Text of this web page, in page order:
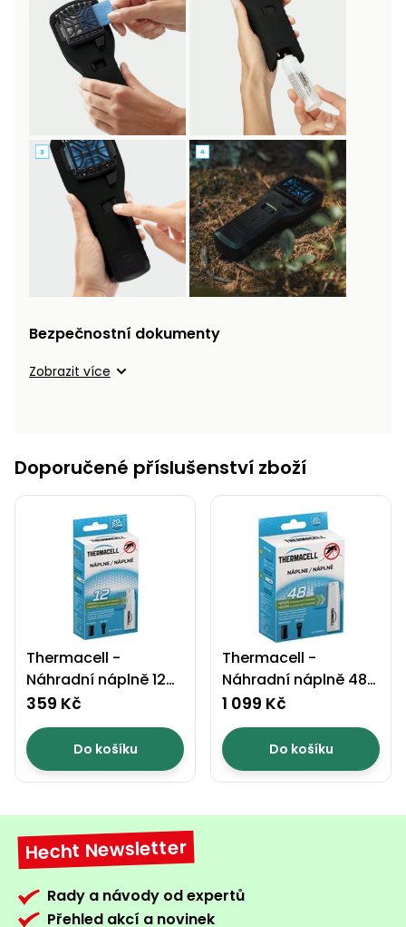
Bezpečnostní dokumenty
Zobrazit více
Doporučené příslušenství zboží
Thermacell -
Náhradní náplně 12H
- pro Mini Halo a MR
300
359 Kč
Do košíku
Thermacell -
Náhradní náplně 48H
- pro Mini Halo a MR
300
1 099 Kč
Do košíku
Hecht Newsletter
Rady a návody od expertů
Přehled akcí a novinek